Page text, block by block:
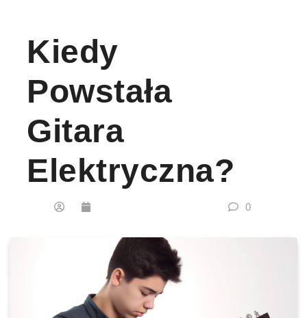
Kiedy
Powstała
Gitara
Elektryczna?
0